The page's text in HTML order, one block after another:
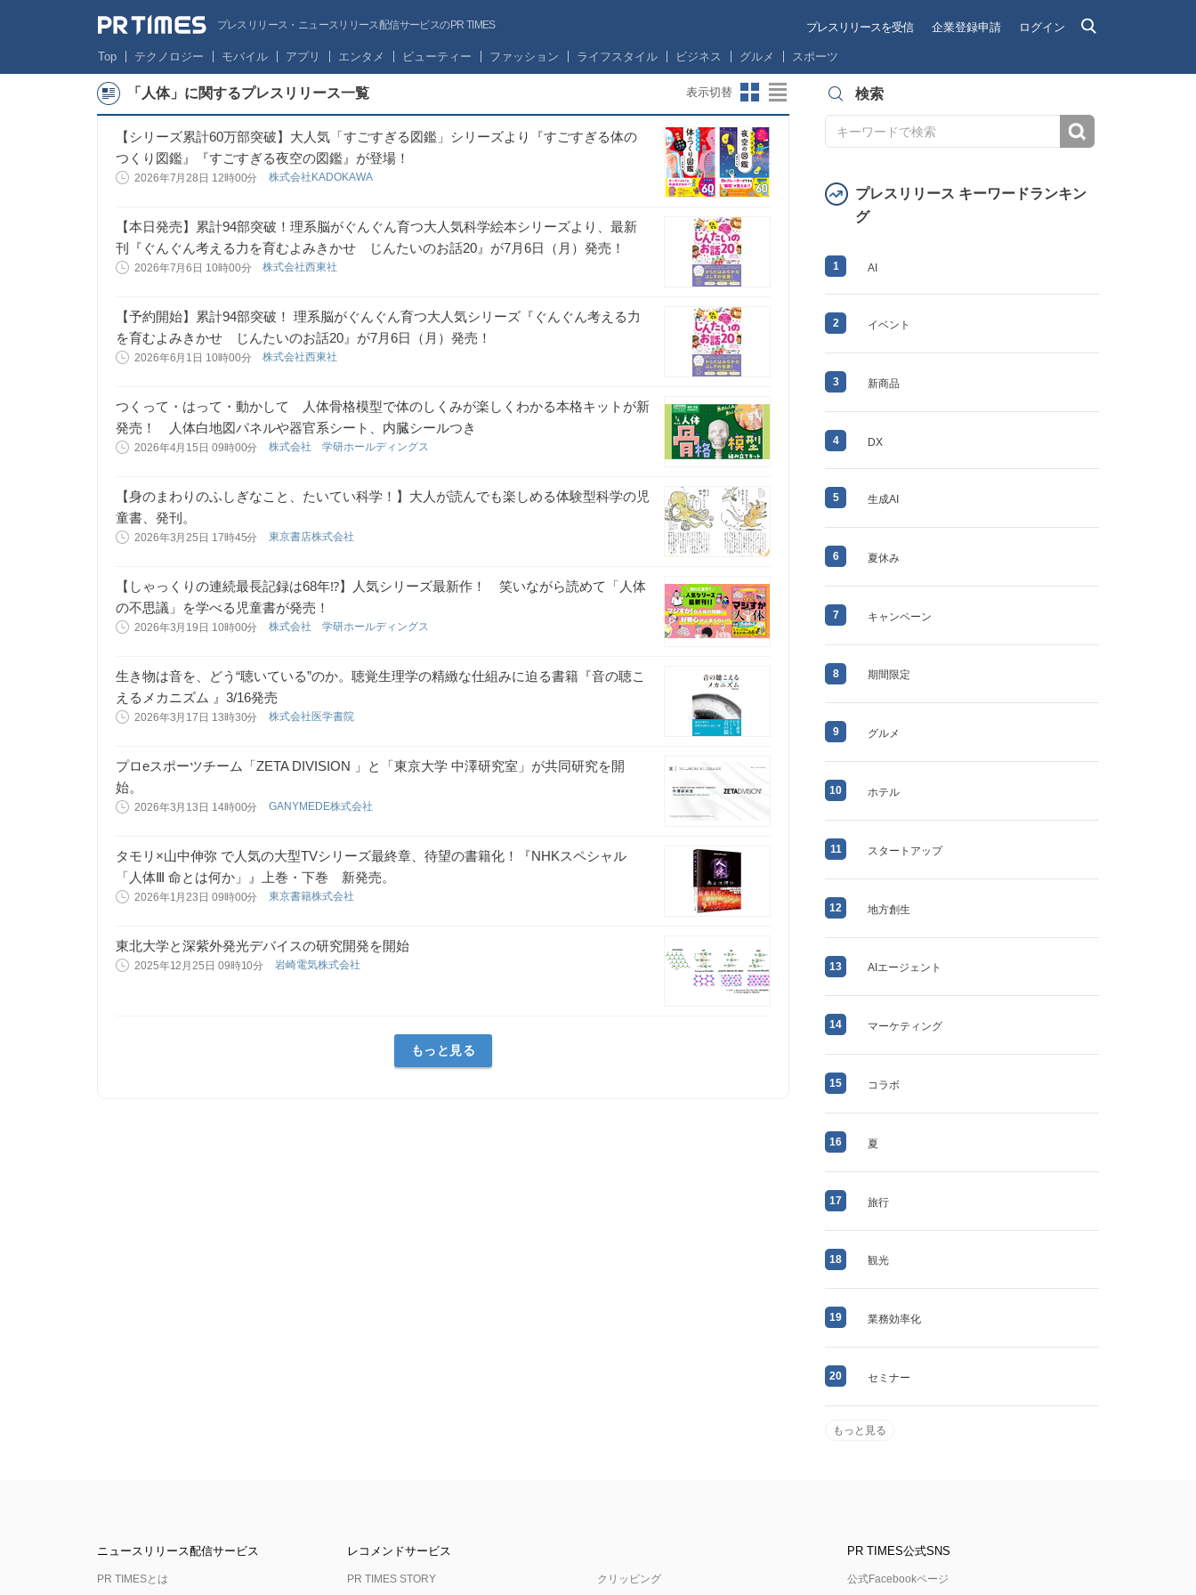
プレスリリース・ニュースリリース配信サービスのPR TIMES プレスリリースを受信 企業登録申請 ログイン
Top テクノロジー モバイル アプリ エンタメ ビューティー ファッション ライフスタイル ビジネス グルメ スポーツ
「人体」に関するプレスリリース一覧 表示切替
【シリーズ累計60万部突破】大人気「すごすぎる図鑑」シリーズより『すごすぎる体の
つくり図鑑』『すごすぎる夜空の図鑑』が登場！
2026年7月28日 12時00分 株式会社KADOKAWA
【本日発売】累計94部突破！理系脳がぐんぐん育つ大人気科学絵本シリーズより、最新
刊『ぐんぐん考える力を育むよみきかせ じんたいのお話20』が7月6日（月）発売！
2026年7月6日 10時00分 株式会社西東社
【予約開始】累計94部突破！ 理系脳がぐんぐん育つ大人気シリーズ『ぐんぐん考える力
を育むよみきかせ じんたいのお話20』が7月6日（月）発売！
2026年6月1日 10時00分 株式会社西東社
つくって・はって・動かして 人体骨格模型で体のしくみが楽しくわかる本格キットが新
発売！ 人体白地図パネルや器官系シート、内臓シールつき
2026年4月15日 09時00分 株式会社 学研ホールディングス
【身のまわりのふしぎなこと、たいてい科学！】大人が読んでも楽しめる体験型科学の児
童書、発刊。
2026年3月25日 17時45分 東京書店株式会社
【しゃっくりの連続最長記録は68年⁉】人気シリーズ最新作！ 笑いながら読めて「人体
の不思議」を学べる児童書が発売！
2026年3月19日 10時00分 株式会社 学研ホールディングス
生き物は音を、どう“聴いている”のか。聴覚生理学の精緻な仕組みに迫る書籍『音の聴こ
えるメカニズム 』3/16発売
2026年3月17日 13時30分 株式会社医学書院
プロeスポーツチーム「ZETA DIVISION 」と「東京大学 中澤研究室」が共同研究を開
始。
2026年3月13日 14時00分 GANYMEDE株式会社
タモリ×山中伸弥 で人気の大型TVシリーズ最終章、待望の書籍化！『NHKスペシャル
「人体Ⅲ 命とは何か」』上巻・下巻 新発売。
2026年1月23日 09時00分 東京書籍株式会社
東北大学と深紫外発光デバイスの研究開発を開始
2025年12月25日 09時10分 岩崎電気株式会社
もっと見る
検索
プレスリリース キーワードランキン
グ
1 AI
2 イベント
3 新商品
4 DX
5 生成AI
6 夏休み
7 キャンペーン
8 期間限定
9 グルメ
10 ホテル
11 スタートアップ
12 地方創生
13 AIエージェント
14 マーケティング
15 コラボ
16 夏
17 旅行
18 観光
19 業務効率化
20 セミナー
もっと見る
ニュースリリース配信サービス
PR TIMESとは
レコメンドサービス
PR TIMES STORY クリッピング
PR TIMES公式SNS
公式Facebookページ